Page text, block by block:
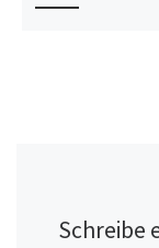
Schreibe